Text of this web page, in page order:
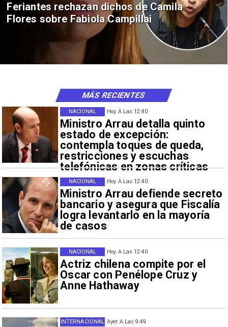
Feriantes rechazan dichos de Camila
Flores sobre Fabiola Campillai
Hoy A Las 12:40
Ministro Arrau detalla quinto
estado de excepción:
contempla toques de queda,
restricciones y escuchas
telefónicas en zonas críticas
NACIONAL
Hoy A Las 12:40
Ministro Arrau defiende secreto
bancario y asegura que Fiscalía
logra levantarlo en la mayoría
de casos
NACIONAL
Hoy A Las 12:40
Actriz chilena compite por el
Oscar con Penélope Cruz y
Anne Hathaway
NACIONAL
Ayer A Las 9:49
INTERNACIONAL
MÁS RECIENTES